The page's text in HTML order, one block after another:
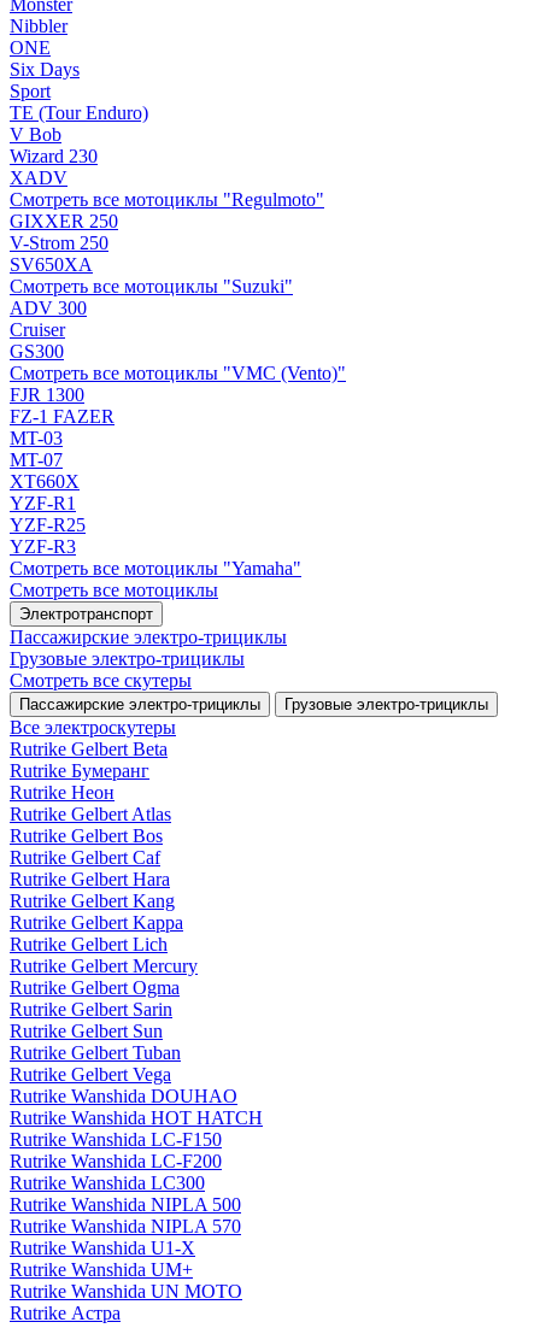
Monster
Nibbler
ONE
Six Days
Sport
TE (Tour Enduro)
V Bob
Wizard 230
XADV
Смотреть все мотоциклы "Regulmoto"
GIXXER 250
V-Strom 250
SV650XA
Смотреть все мотоциклы "Suzuki"
ADV 300
Cruiser
GS300
Смотреть все мотоциклы "VMC (Vento)"
FJR 1300
FZ-1 FAZER
MT-03
MT-07
XT660X
YZF-R1
YZF-R25
YZF-R3
Смотреть все мотоциклы "Yamaha"
Смотреть все мотоциклы
Электротранспорт
Пассажирские электро‑трициклы
Грузовые электро‑трициклы
Смотреть все скутеры
Пассажирские электро‑трициклы Грузовые электро‑трициклы
Все электро­скутеры
Rutrike Gelbert Beta
Rutrike Бумеранг
Rutrike Неон
Rutrike Gelbert Atlas
Rutrike Gelbert Bos
Rutrike Gelbert Caf
Rutrike Gelbert Hara
Rutrike Gelbert Kang
Rutrike Gelbert Kappa
Rutrike Gelbert Lich
Rutrike Gelbert Mercury
Rutrike Gelbert Ogma
Rutrike Gelbert Sarin
Rutrike Gelbert Sun
Rutrike Gelbert Tuban
Rutrike Gelbert Vega
Rutrike Wanshida DOUHAO
Rutrike Wanshida HOT HATCH
Rutrike Wanshida LC-F150
Rutrike Wanshida LC-F200
Rutrike Wanshida LC300
Rutrike Wanshida NIPLA 500
Rutrike Wanshida NIPLA 570
Rutrike Wanshida U1-X
Rutrike Wanshida UM+
Rutrike Wanshida UN MOTO
Rutrike Астра